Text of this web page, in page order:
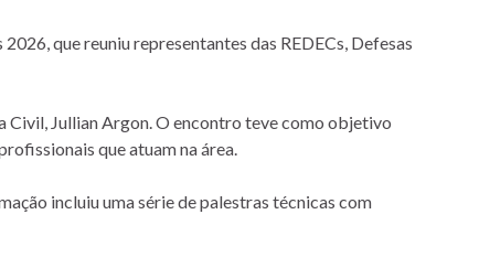
que reuniu representantes das REDECs, Defesas
Civil, Jullian Argon. O encontro teve como objetivo
que atuam na área.
incluiu uma série de palestras técnicas com